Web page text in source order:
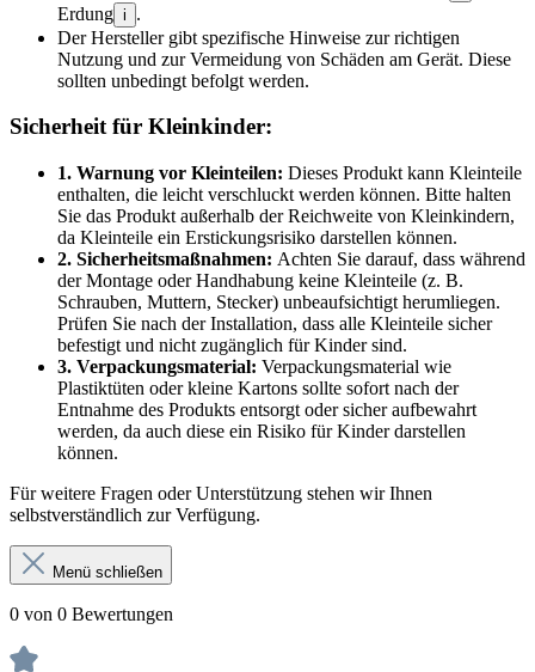
Erdung i
.
Der Hersteller gibt spezifische Hinweise zur richtigen
Nutzung und zur Vermeidung von Schäden am Gerät. Diese
sollten unbedingt befolgt werden.
Sicherheit für Kleinkinder:
1. Warnung vor Kleinteilen: Dieses Produkt kann Kleinteile
enthalten, die leicht verschluckt werden können. Bitte halten
Sie das Produkt außerhalb der Reichweite von Kleinkindern,
da Kleinteile ein Erstickungsrisiko darstellen können.
2. Sicherheitsmaßnahmen: Achten Sie darauf, dass während
der Montage oder Handhabung keine Kleinteile (z. B.
Schrauben, Muttern, Stecker) unbeaufsichtigt herumliegen.
Prüfen Sie nach der Installation, dass alle Kleinteile sicher
befestigt und nicht zugänglich für Kinder sind.
3. Verpackungsmaterial: Verpackungsmaterial wie
Plastiktüten oder kleine Kartons sollte sofort nach der
Entnahme des Produkts entsorgt oder sicher aufbewahrt
werden, da auch diese ein Risiko für Kinder darstellen
können.
Für weitere Fragen oder Unterstützung stehen wir Ihnen
selbstverständlich zur Verfügung.
Menü schließen
0 von 0 Bewertungen